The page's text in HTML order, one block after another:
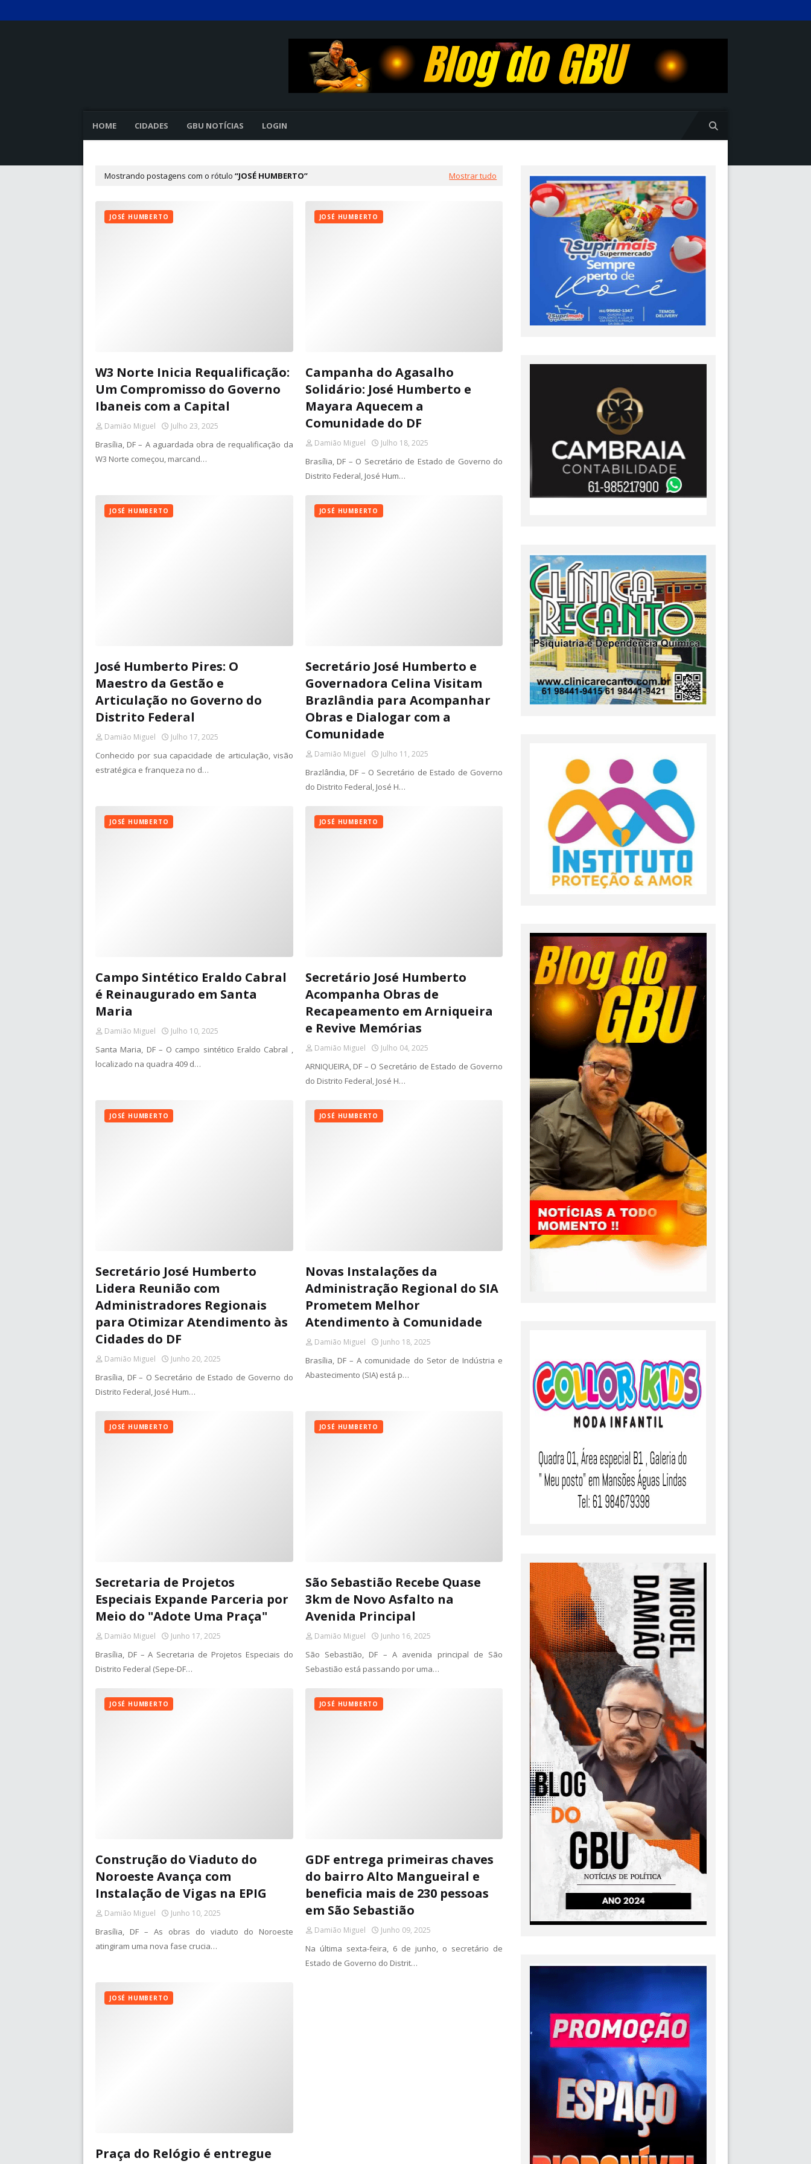
HOME CIDADES GBU NOTÍCIAS LOGIN
Mostrando postagens com o rótulo JOSÉ HUMBERTO Mostrar tudo
JOSÉ HUMBERTO
W3 Norte Inicia Requalificação:
Um Compromisso do Governo
Ibaneis com a Capital
Damião Miguel Julho 23, 2025
Brasília, DF – A aguardada obra de requalificação da
W3 Norte começou, marcand…
JOSÉ HUMBERTO
Campanha do Agasalho
Solidário: José Humberto e
Mayara Aquecem a
Comunidade do DF
Damião Miguel Julho 18, 2025
Brasília, DF – O Secretário de Estado de Governo do
Distrito Federal, José Hum…
JOSÉ HUMBERTO
José Humberto Pires: O
Maestro da Gestão e
Articulação no Governo do
Distrito Federal
Damião Miguel Julho 17, 2025
Conhecido por sua capacidade de articulação, visão
estratégica e franqueza no d…
JOSÉ HUMBERTO
Secretário José Humberto e
Governadora Celina Visitam
Brazlândia para Acompanhar
Obras e Dialogar com a
Comunidade
Damião Miguel Julho 11, 2025
Brazlândia, DF – O Secretário de Estado de Governo
do Distrito Federal, José H…
JOSÉ HUMBERTO
Campo Sintético Eraldo Cabral
é Reinaugurado em Santa
Maria
Damião Miguel Julho 10, 2025
Santa Maria, DF – O campo sintético Eraldo Cabral ,
localizado na quadra 409 d…
JOSÉ HUMBERTO
Secretário José Humberto
Acompanha Obras de
Recapeamento em Arniqueira
e Revive Memórias
Damião Miguel Julho 04, 2025
ARNIQUEIRA, DF – O Secretário de Estado de Governo
do Distrito Federal, José H…
JOSÉ HUMBERTO
Secretário José Humberto
Lidera Reunião com
Administradores Regionais
para Otimizar Atendimento às
Cidades do DF
Damião Miguel Junho 20, 2025
Brasília, DF – O Secretário de Estado de Governo do
Distrito Federal, José Hum…
JOSÉ HUMBERTO
Novas Instalações da
Administração Regional do SIA
Prometem Melhor
Atendimento à Comunidade
Damião Miguel Junho 18, 2025
Brasília, DF – A comunidade do Setor de Indústria e
Abastecimento (SIA) está p…
JOSÉ HUMBERTO
Secretaria de Projetos
Especiais Expande Parceria por
Meio do "Adote Uma Praça"
Damião Miguel Junho 17, 2025
Brasília, DF – A Secretaria de Projetos Especiais do
Distrito Federal (Sepe-DF…
JOSÉ HUMBERTO
São Sebastião Recebe Quase
3km de Novo Asfalto na
Avenida Principal
Damião Miguel Junho 16, 2025
São Sebastião, DF – A avenida principal de São
Sebastião está passando por uma…
JOSÉ HUMBERTO
Construção do Viaduto do
Noroeste Avança com
Instalação de Vigas na EPIG
Damião Miguel Junho 10, 2025
Brasília, DF – As obras do viaduto do Noroeste
atingiram uma nova fase crucia…
JOSÉ HUMBERTO
GDF entrega primeiras chaves
do bairro Alto Mangueiral e
beneficia mais de 230 pessoas
em São Sebastião
Damião Miguel Junho 09, 2025
Na última sexta-feira, 6 de junho, o secretário de
Estado de Governo do Distrit…
JOSÉ HUMBERTO
Praça do Relógio é entregue